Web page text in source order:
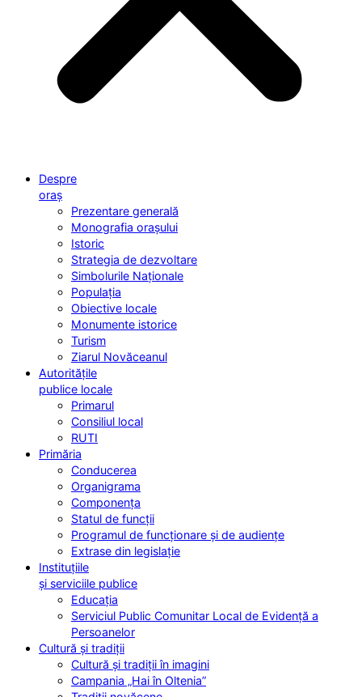
Despre
oraș
Prezentare generală
Monografia orașului
Istoric
Strategia de dezvoltare
Simbolurile Naționale
Populația
Obiective locale
Monumente istorice
Turism
Ziarul Novăceanul
Autoritățile
publice locale
Primarul
Consiliul local
RUTI
Primăria
Conducerea
Organigrama
Componența
Statul de funcții
Programul de funcționare și de audiențe
Extrase din legislație
Instituțiile
și serviciile publice
Educația
Serviciul Public Comunitar Local de Evidență a
Persoanelor
Cultură și tradiții
Cultură și tradiții în imagini
Campania „Hai în Oltenia”